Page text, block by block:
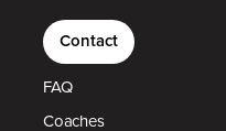
Contact
FAQ
Coaches